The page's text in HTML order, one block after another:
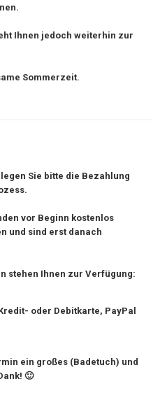
Ihnen jedoch weiterhin zur
Sommerzeit.
Sie bitte die Bezahlung
vor Beginn kostenlos
und sind erst danach
stehen Ihnen zur Verfügung:
oder Debitkarte, PayPal
ein großes (Badetuch) und
🙂